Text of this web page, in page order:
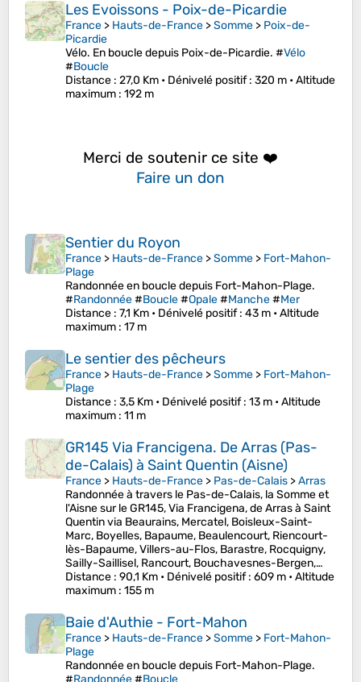
Les Evoissons - Poix-de-Picardie
France > Hauts-de-France >Somme > Poix-de-
Picardie
Vélo. En boucle depuis Poix-de-Picardie. #Vélo
#Boucle
Distance : 27,0 Km • Dénivelé positif: 320 m •Altitude
maximum : 192 m
Merci de soutenir ce site ❤️
Faire un don
Sentier du Royon
France > Hauts-de-France >Somme > Fort-Mahon-
Plage
Randonnée en boucle depuis Fort-Mahon-Plage.
#Randonnée#Boucle#Opale#Manche#Mer
Distance : 7,1 Km • Dénivelé positif: 43 m •Altitude
maximum : 17 m
Le sentier des pêcheurs
France > Hauts-de-France >Somme > Fort-Mahon-
Plage
Distance : 3,5 Km • Dénivelé positif: 13 m •Altitude
maximum : 11 m
GR145 Via Francigena. De Arras (Pas-
de-Calais) à Saint Quentin (Aisne)
France > Hauts-de-France > Pas-de-Calais >Arras
Randonnée à travers le Pas-de-Calais, la Somme et
l'Aisne sur le GR145, Via Francigena, de Arras à Saint
Quentin via Beaurains, Mercatel, Boisleux-Saint-
Marc, Boyelles, Bapaume, Beaulencourt, Riencourt-
lès-Bapaume, Villers-au-Flos, Barastre, Rocquigny,
Sailly-Saillisel, Rancourt, Bouchavesnes-Bergen,…
Distance : 90,1 Km • Dénivelé positif: 609 m •Altitude
maximum : 155 m
Baie d'Authie - Fort-Mahon
France > Hauts-de-France >Somme > Fort-Mahon-
Plage
Randonnée en boucle depuis Fort-Mahon-Plage.
#Randonnée#Boucle